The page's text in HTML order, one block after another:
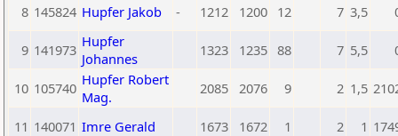
8 145824 Hupfer Jakob - 1212 1200 12 7 3,5
9 141973 Hupfer
Johannes
1323 1235 88 7 5,5
10 105740 Hupfer Robert
Mag.
2085 2076 9 2 1,5
11 140071 Imre Gerald 1673 1672 1 2 1